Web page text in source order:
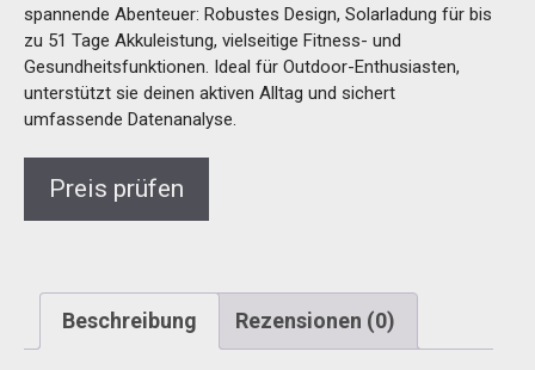
spannende Abenteuer: Robustes Design, Solarladung für bis
zu 51 Tage Akkuleistung, vielseitige Fitness- und
Gesundheitsfunktionen. Ideal für Outdoor-Enthusiasten,
unterstützt sie deinen aktiven Alltag und sichert
umfassende Datenanalyse.
Preis prüfen
Beschreibung Rezensionen (0)